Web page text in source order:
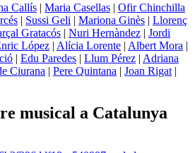
Callís | Maria Casellas | Ofir Chinchilla
| Sussi Geli | Mariona Ginès | Llorenç
Gratacós | Nuri Hernàndez | Jordi
López | Alícia Lorente | Albert Mora |
| Edu Paredes | Llum Pérez | Adriana
Ciurana | Pere Quintana | Joan Rigat |
musical a Catalunya